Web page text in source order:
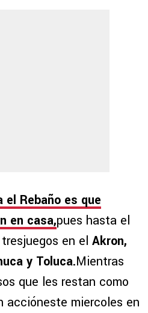
el Rebaño es que
en casa,pues hasta el
en el Akron,
y Toluca.Mientras
que les restan como
accióneste miercoles en